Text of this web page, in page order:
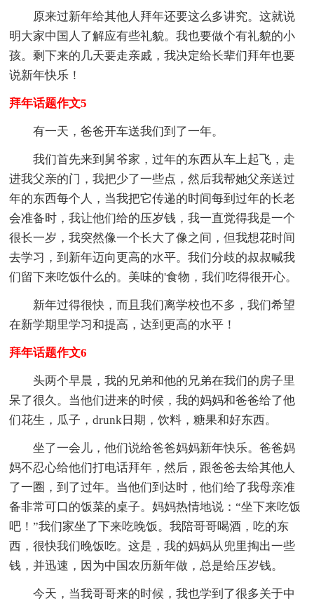
原来过新年给其他人拜年还要这么多讲究。这就说
明大家中国人了解应有些礼貌。我也要做个有礼貌的小
孩。剩下来的几天要走亲戚，我决定给长辈们拜年也要
说新年快乐！
拜年话题作文5
有一天，爸爸开车送我们到了一年。
我们首先来到舅爷家，过年的东西从车上起飞，走
进我父亲的门，我把少了一些点，然后我帮她父亲送过
年的东西每个人，当我把它传递的时间每到过年的长老
会准备时，我让他们给的压岁钱，我一直觉得我是一个
很长一岁，我突然像一个长大了像之间，但我想花时间
去学习，到新年迈向更高的水平。我们分歧的叔叔喊我
们留下来吃饭什么的。美味的'食物，我们吃得很开心。
新年过得很快，而且我们离学校也不多，我们希望
在新学期里学习和提高，达到更高的水平！
拜年话题作文6
头两个早晨，我的兄弟和他的兄弟在我们的房子里
呆了很久。当他们进来的时候，我的妈妈和爸爸给了他
们花生，瓜子，drunk日期，饮料，糖果和好东西。
坐了一会儿，他们说给爸爸妈妈新年快乐。爸爸妈
妈不忍心给他们打电话拜年，然后，跟爸爸去给其他人
了一圈，到了过年。当他们到达时，他们给了我母亲准
备非常可口的饭菜的桌子。妈妈热情地说：“坐下来吃饭
吧！”我们家坐了下来吃晚饭。我陪哥哥喝酒，吃的东
西，很快我们晚饭吃。这是，我的妈妈从兜里掏出一些
钱，并迅速，因为中国农历新年做，总是给压岁钱。
今天，当我哥哥来的时候，我也学到了很多关于中